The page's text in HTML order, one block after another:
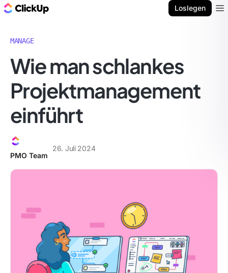
Loslegen
MANAGE
Wie man schlankes
Projektmanagement
einführt
PMO Team
26. Juli 2024